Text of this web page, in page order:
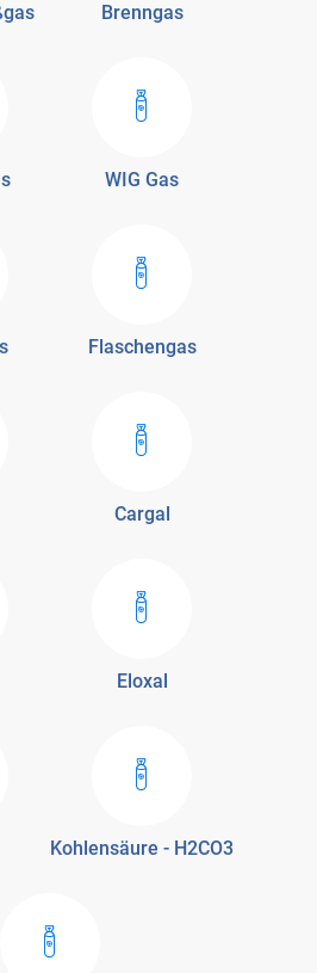
Brenngas
WIG Gas
Flaschengas
Cargal
Eloxal
Kohlensäure - H2CO3